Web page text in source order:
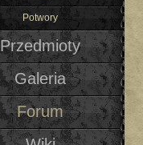
Potwory
Przedmioty
Galeria
Forum